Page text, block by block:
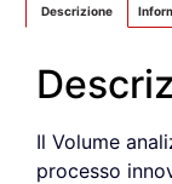
Descrizione
Il Volume
processo